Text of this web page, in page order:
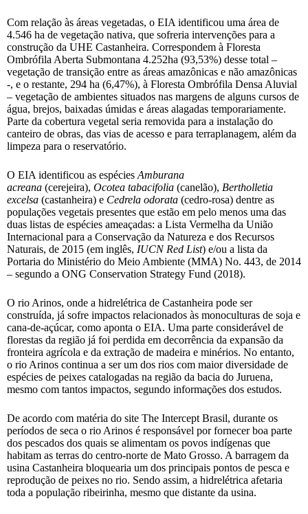
Com relação às áreas vegetadas, o EIA identificou uma área de
4.546 ha de vegetação nativa, que sofreria intervenções para a
construção da UHE Castanheira. Correspondem à Floresta
Ombrófila Aberta Submontana 4.252ha (93,53%) desse total –
vegetação de transição entre as áreas amazônicas e não amazônicas
-, e o restante, 294 ha (6,47%), à Floresta Ombrófila Densa Aluvial
– vegetação de ambientes situados nas margens de alguns cursos de
água, brejos, baixadas úmidas e áreas alagadas temporariamente.
Parte da cobertura vegetal seria removida para a instalação do
canteiro de obras, das vias de acesso e para terraplanagem, além da
limpeza para o reservatório.
O EIA identificou as espécies Amburana
acreana (cerejeira), Ocotea tabacifolia (canelão), Bertholletia
excelsa (castanheira) e Cedrela odorata (cedro-rosa) dentre as
populações vegetais presentes que estão em pelo menos uma das
duas listas de espécies ameaçadas: a Lista Vermelha da União
Internacional para a Conservação da Natureza e dos Recursos
Naturais, de 2015 (em inglês, IUCN Red List) e/ou a lista da
Portaria do Ministério do Meio Ambiente (MMA) No. 443, de 2014
– segundo a ONG Conservation Strategy Fund (2018).
O rio Arinos, onde a hidrelétrica de Castanheira pode ser
construída, já sofre impactos relacionados às monoculturas de soja e
cana-de-açúcar, como aponta o EIA. Uma parte considerável de
florestas da região já foi perdida em decorrência da expansão da
fronteira agrícola e da extração de madeira e minérios. No entanto,
o rio Arinos continua a ser um dos rios com maior diversidade de
espécies de peixes catalogadas na região da bacia do Juruena,
mesmo com tantos impactos, segundo informações dos estudos.
De acordo com matéria do site The Intercept Brasil, durante os
períodos de seca o rio Arinos é responsável por fornecer boa parte
dos pescados dos quais se alimentam os povos indígenas que
habitam as terras do centro-norte de Mato Grosso. A barragem da
usina Castanheira bloquearia um dos principais pontos de pesca e
reprodução de peixes no rio. Sendo assim, a hidrelétrica afetaria
toda a população ribeirinha, mesmo que distante da usina.